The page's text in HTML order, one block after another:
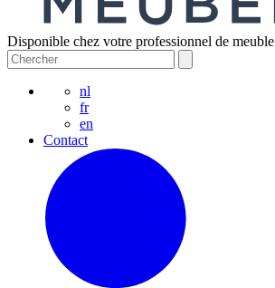
Disponible chez votre professionnel de meuble
nl
fr
en
Contact